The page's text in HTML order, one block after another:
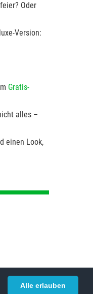
Alle erlauben
Oder
Version:
Gratis-
alles –
einen Look,